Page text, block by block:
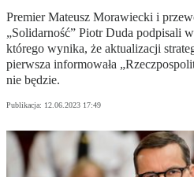
Premier Mateusz Morawiecki i
„Solidarność” Piotr Duda podpisali
którego wynika, że aktualizacji
pierwsza informowała
nie będzie.
Publikacja: 12.06.2023 17:49